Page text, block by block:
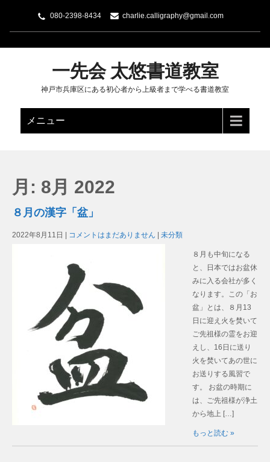
080-2398-8434 charlie.calligraphy@gmail.com
一先会 太悠書道教室
神戸市兵庫区にある初心者から上級者まで学べる書道教室
メニュー
月: 8月 2022
８月の漢字「盆」
2022年8月11日 コメントはまだありません 未分類
８月も中旬になる
と、日本ではお盆休
みに入る会社が多く
なります。この「お
盆」とは、８月13
日に迎え火を焚いて
ご先祖様の霊をお迎
えし、16日に送り
火を焚いてあの世に
お送りする風習で
す。 お盆の時期に
は、ご先祖様が浄土
から地上 […]
もっと読む »